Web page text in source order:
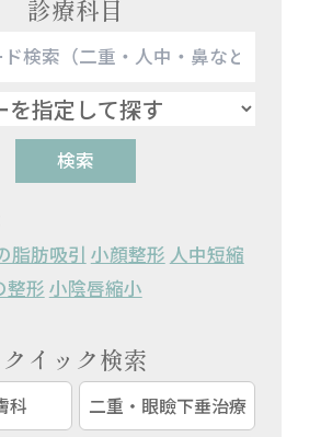
診療科目
検索
脂肪吸引 小顔整形 人中短縮
整形 小陰唇縮小
クイック検索
科 二重・眼瞼下垂治療